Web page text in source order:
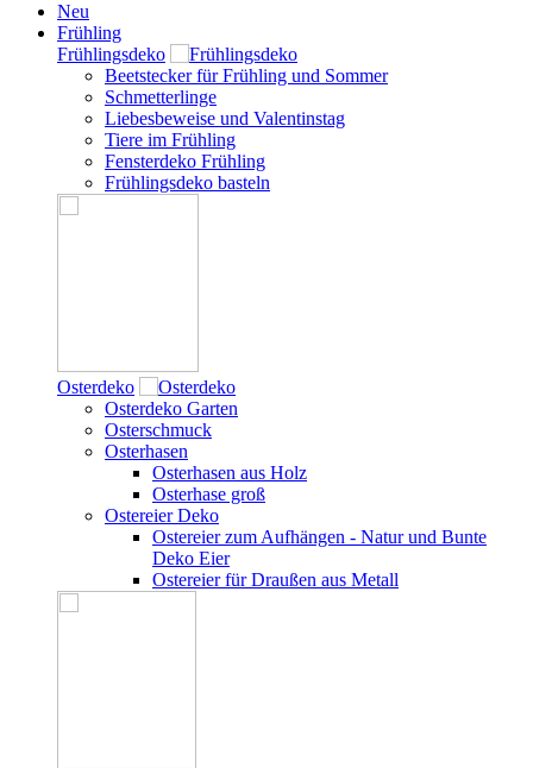
Neu
Frühling
Frühlingsdeko
Beetstecker für Frühling und Sommer
Schmetterlinge
Liebesbeweise und Valentinstag
Tiere im Frühling
Fensterdeko Frühling
Frühlingsdeko basteln
Osterdeko
Osterdeko Garten
Osterschmuck
Osterhasen
Osterhasen aus Holz
Osterhase groß
Ostereier Deko
Ostereier zum Aufhängen - Natur und Bunte
Deko Eier
Ostereier für Draußen aus Metall